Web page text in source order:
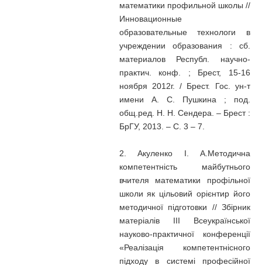
математики профильной школы //
Инновационные
образовательные технологи в
учреждении образования : сб.
материалов Республ. научно-
практич. конф. ; Брест, 15-16
ноября 2012г. / Брест. Гос. ун-т
имени А. С. Пушкина ; под.
общ.ред. Н. Н. Сендера. – Брест :
БрГУ, 2013. – С. 3 – 7.
2. Акуленко І. А.Методична
компетентність майбутнього
вчителя математики профільної
школи як цільовий орієнтир його
методичної підготовки // Збірник
матеріалів ІІІ Всеукраїнської
науково-практичної конференції
«Реалізація компетентнісного
підходу в системі професійної